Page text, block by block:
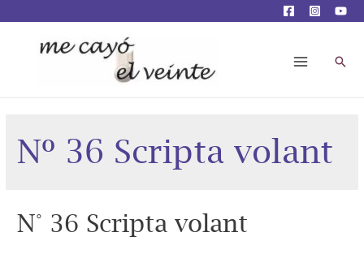
Nº 36 Scripta volant
N° 36 Scripta volant